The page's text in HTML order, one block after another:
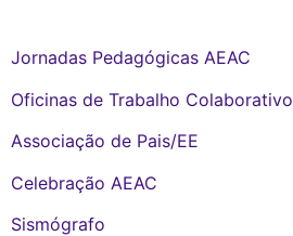
Jornadas Pedagógicas AEAC
Oficinas de Trabalho Colaborativo
Associação de Pais/EE
Celebração AEAC
Sismógrafo